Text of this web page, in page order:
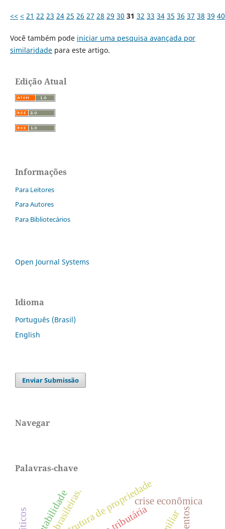
<< < 21 22 23 24 25 26 27 28 29 30 31 32 33 34 35 36 37 38 39 40
Você também pode iniciar uma pesquisa avançada por
similaridadepara este artigo.
Edição Atual
Informações
Para Leitores
Para Autores
Para Bibliotecários
Open Journal Systems
Idioma
Português (Brasil)
English
Enviar Submissão
Navegar
Palavras-chave
estrutura de propriedadecrise econômica